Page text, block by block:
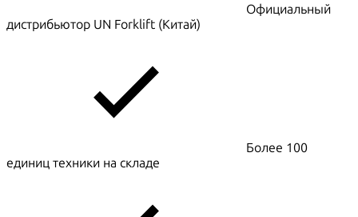
Официальный
дистрибьютор UN Forklift (Китай)
Более 100
единиц техники на складе